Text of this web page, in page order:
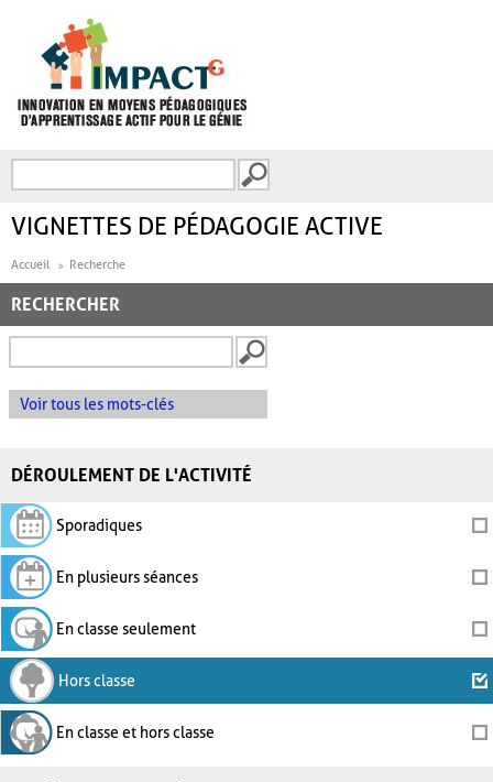
FORMULAIRE DE
VIGNETTES DE PÉDAGOGIE ACTIVE
Accueil Recherche
RECHERCHER
Voir tous les mots-clés
DÉROULEMENT DE L'ACTIVITÉ
Sporadiques
En plusieurs séances
En classe seulement
Hors classe
En classe et hors classe